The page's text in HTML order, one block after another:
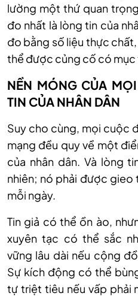
lường một thứ quan
đo nhất là lòng tin của
đo bằng số liệu thực
thể được củng cố có mục
NỀN MÓNG CỦA
TIN CỦA NHÂN DÂN
Suy cho cùng, mọi cuộc
mạng đều quy về một
của nhân dân. Và lòng
nhiên; nó phải được
mỗi ngày.
Tin giả có thể ồn ào,
xuyên tạc có thể sắc
vững lâu dài nếu cộng
Sự kích động có thể
tự triệt tiêu nếu vấp phải